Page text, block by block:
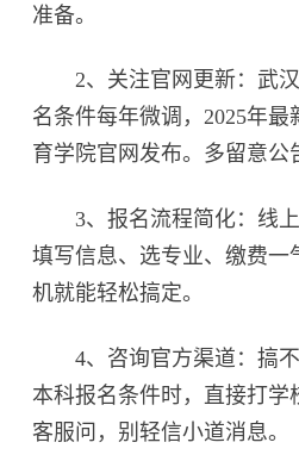
准备。
2、关注官网更新：武汉
名条件每年微调，2025年
育学院官网发布。多留意公
3、报名流程简化：线上
填写信息、选专业、缴费一
机就能轻松搞定。
4、咨询官方渠道：搞不
本科报名条件时，直接打学
客服问，别轻信小道消息。